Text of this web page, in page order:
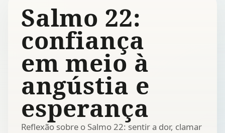
Salmo 22:
confiança
em meio à
angústia e
esperança
Reflexão sobre o Salmo 22: sentir a dor, clamar